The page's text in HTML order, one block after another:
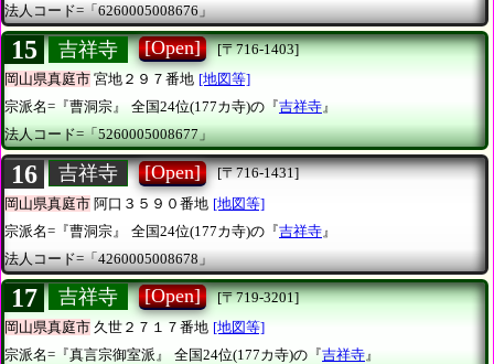
法人コード=「6260005008676」
15 吉祥寺 [Open]
[〒716-1403]
岡山県真庭市 宮地２９７番地 [地図等]
宗派名=『曹洞宗』
全国24位(177カ寺)の『吉祥寺』
法人コード=「5260005008677」
16 吉祥寺 [Open]
[〒716-1431]
岡山県真庭市 阿口３５９０番地 [地図等]
宗派名=『曹洞宗』
全国24位(177カ寺)の『吉祥寺 』
法人コード=「4260005008678」
17 吉祥寺 [Open]
[〒719-3201]
岡山県真庭市 久世２７１７番地 [地図等]
宗派名=『真言宗御室派』
全国24位(177カ寺)の『吉祥寺 』